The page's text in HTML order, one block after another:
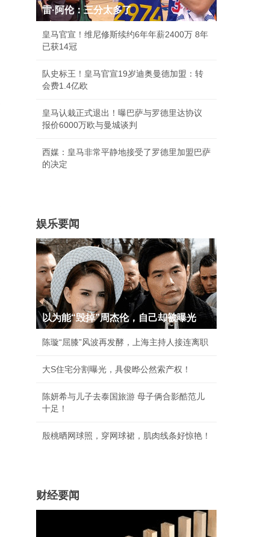
雷·阿伦：三分太多了
皇马官宣！维尼修斯续约6年年薪2400万 8年
已获14冠
队史标王！皇马官宣19岁迪奥曼德加盟：转
会费1.4亿欧
皇马认栽正式退出！曝巴萨与罗德里达协议
报价6000万欧与曼城谈判
西媒：皇马非常平静地接受了罗德里加盟巴萨
的决定
娱乐要闻
以为能“毁掉”周杰伦，自己却被曝光
陈璇“屈膝”风波再发酵，上海主持人接连离职
大S住宅分割曝光，具俊晔公然索产权！
陈妍希与儿子去泰国旅游 母子俩合影酷范儿
十足！
殷桃晒网球照，穿网球裙，肌肉线条好惊艳！
财经要闻